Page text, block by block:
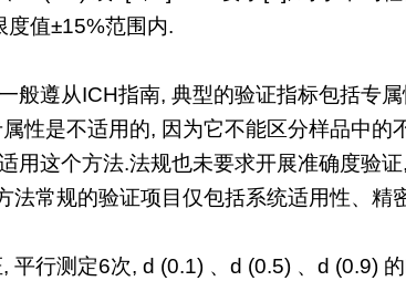
度值±15%范围内.
般遵从ICH指南, 典型的验证指标包括专
性是不适用的, 因为它不能区分样品中
用这个方法.法规也未要求开展准确度验
法常规的验证项目仅包括系统适用性、精
平行测定6次, d (0.1) 、d (0.5) 、d (0.9)